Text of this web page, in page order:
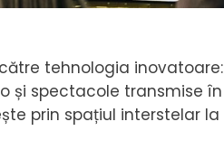
tehnologia inovatoare:
și spectacole transmise în
prin spațiul interstelar la